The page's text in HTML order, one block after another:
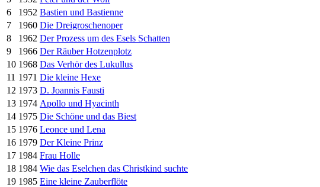
6
1952 Bastien und Bastienne
7
1960 Die Dreigroschenoper
8
1962 Der Prozess um des Esels Schatten
9
1966 Der Räuber Hotzenplotz
10 1968 Das Verhör des Lukullus
11 1971 Die kleine Hexe
12 1973 D. Joannis Fausti
13 1974 Apollo und Hyacinth
14 1975 Die Schöne und das Biest
15 1976 Leonce und Lena
16 1979 Der Kleine Prinz
17 1984 Frau Holle
18 1984 Wie das Eselchen das Christkind suchte
19 1985 Eine kleine Zauberflöte